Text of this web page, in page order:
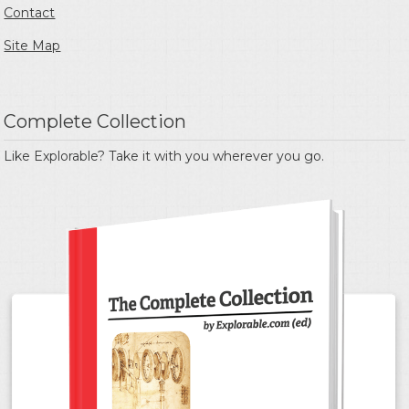
Contact
Site Map
Complete Collection
Like Explorable? Take it with you wherever you go.